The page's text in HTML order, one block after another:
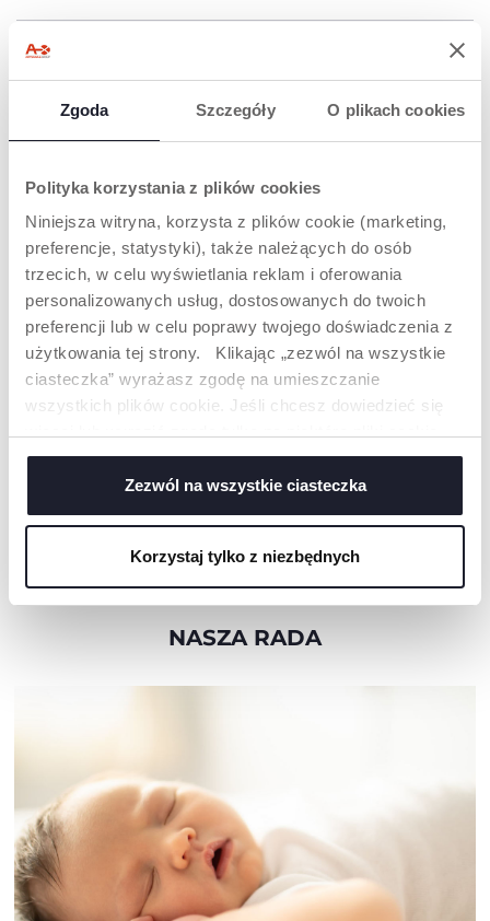
Zgoda Szczegóły O plikach cookies
Polityka korzystania z plików cookies
Niniejsza witryna, korzysta z plików cookie (marketing,
preferencje, statystyki), także należących do osób
trzecich, w celu wyświetlania reklam i oferowania
personalizowanych usług, dostosowanych do twoich
preferencji lub w celu poprawy twojego doświadczenia z
użytkowania tej strony. Klikając „zezwól na wszystkie
ciasteczka” wyrażasz zgodę na umieszczanie
wszystkich plików cookie. Jeśli chcesz dowiedzieć się
kliknij „Ustawienia”. Zamykając ten baner, wyrażasz
zgodę na używanie wyłącznie technicznych plików
cookie, które są niezbędne dla żądanej usługi.
Zezwól na wszystkie ciasteczka
Korzystaj tylko z niezbędnych
Znajdź sklep
ZAINTERESOWAĆ
PRZECIWSŁONECZNE
24M+ POLARIZED
OKULARY
PRZECIWSŁONECZNE 5L+
NASZA RADA